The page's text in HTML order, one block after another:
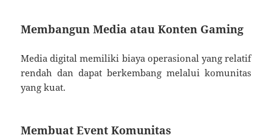
Membangun Media atau Konten Gaming
Media digital memiliki biaya operasional yang relatif
rendah dan dapat berkembang melalui komunitas
yang kuat.
Membuat Event Komunitas